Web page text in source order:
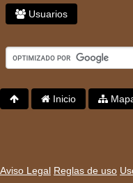
Usuarios
Inicio
Aviso Legal Reglas de uso